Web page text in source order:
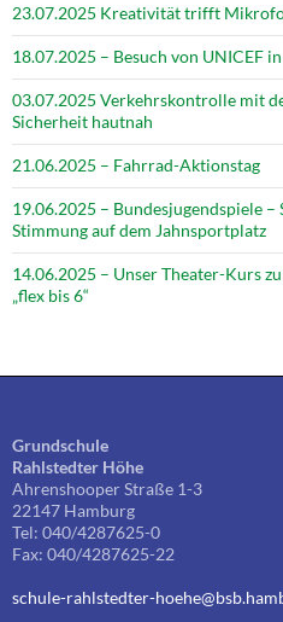
23.07.2025 Kreativität trifft
18.07.2025 – Besuch von UNICEF
03.07.2025 Verkehrskontrolle mit
Sicherheit hautnah
21.06.2025 – Fahrrad-Aktionstag
19.06.2025 – Bundesjugendspiele
Stimmung auf dem Jahnsportplatz
14.06.2025 – Unser Theater-Kurs
„flex bis 6“
Grundschule
Rahlstedter Höhe
Ahrenshooper Straße 1-3
22147 Hamburg
Tel: 040/4287625-0
Fax: 040/4287625-22
schule-rahlstedter-